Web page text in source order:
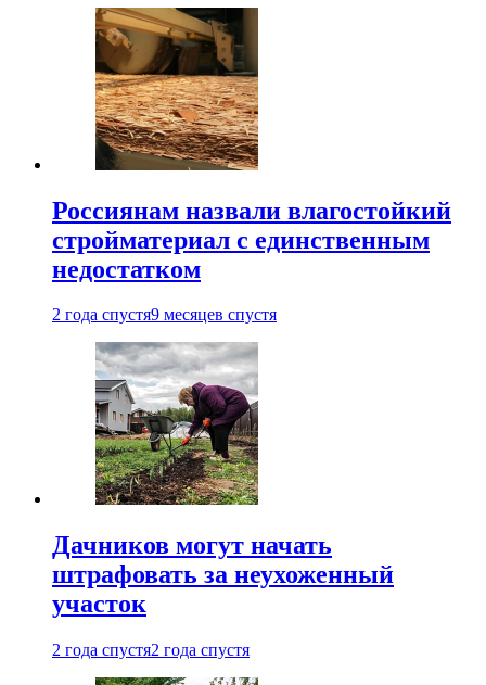
Россиянам назвали влагостойкий
стройматериал с единственным
недостатком
2 года спустя9 месяцев спустя
Дачников могут начать
штрафовать за неухоженный
участок
2 года спустя2 года спустя